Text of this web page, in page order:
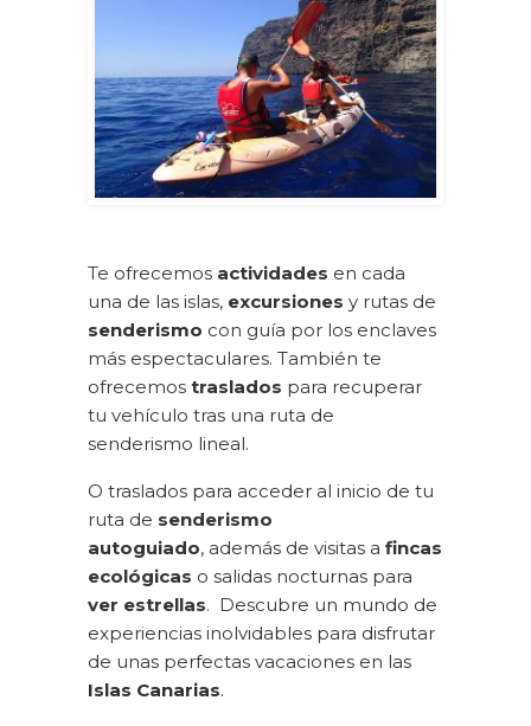
Te ofrecemos actividades en cada
una de las islas, excursiones y rutas de
senderismo con guía por los enclaves
más espectaculares. También te
ofrecemos traslados para recuperar
tu vehículo tras una ruta de
senderismo lineal.
O traslados para acceder al inicio de tu
ruta de senderismo
autoguiado, además de visitas a fincas
ecológicas o salidas nocturnas para
ver estrellas. Descubre un mundo de
experiencias inolvidables para disfrutar
de unas perfectas vacaciones en las
Islas Canarias.